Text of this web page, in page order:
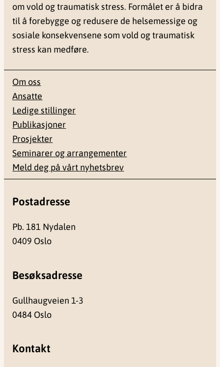
om vold og traumatisk stress. Formålet er å bidra
til å forebygge og redusere de helsemessige og
sosiale konsekvensene som vold og traumatisk
stress kan medføre.
Om oss
Ansatte
Ledige stillinger
Publikasjoner
Prosjekter
Seminarer og arrangementer
Meld deg på vårt nyhetsbrev
Postadresse
Pb. 181 Nydalen
0409 Oslo
Besøksadresse
Gullhaugveien 1-3
0484 Oslo
Kontakt